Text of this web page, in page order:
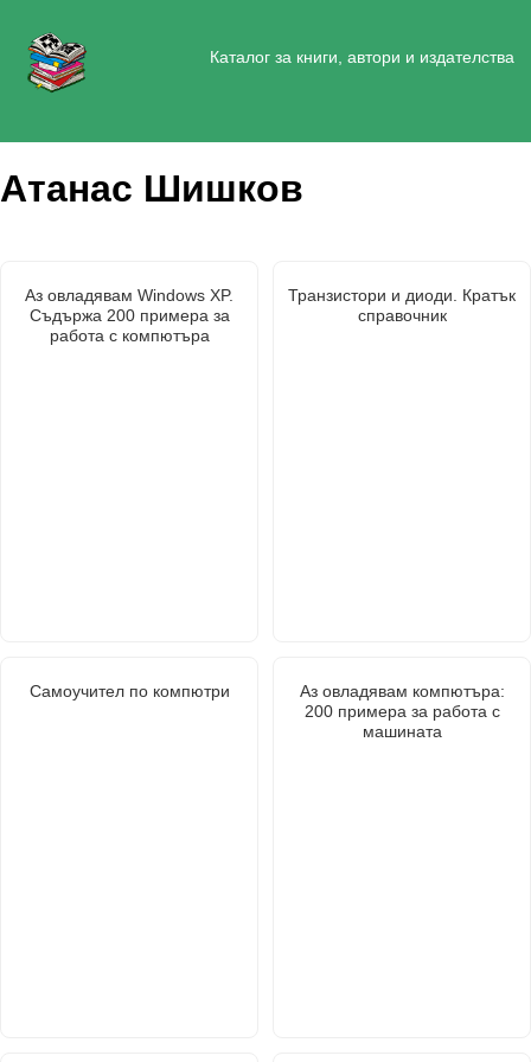
Каталог за книги, автори и издателства
Атанас Шишков
Аз овладявам Windows XP.
Съдържа 200 примера за
работа с компютъра
Транзистори и диоди. Кратък
справочник
Самоучител по компютри
Аз овладявам компютъра:
200 примера за работа с
машината